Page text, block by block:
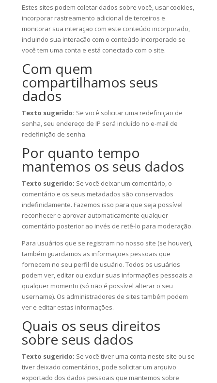
Estes sites podem coletar dados sobre você, usar cookies,
incorporar rastreamento adicional de terceiros e
monitorar sua interação com este conteúdo incorporado,
incluindo sua interação com o conteúdo incorporado se
você tem uma conta e está conectado com o site.
Com quem
compartilhamos seus
dados
Texto sugerido: Se você solicitar uma redefinição de
senha, seu endereço de IP será incluído no e-mail de
redefinição de senha.
Por quanto tempo
mantemos os seus dados
Texto sugerido: Se você deixar um comentário, o
comentário e os seus metadados são conservados
indefinidamente. Fazemos isso para que seja possível
reconhecer e aprovar automaticamente qualquer
comentário posterior ao invés de retê-lo para moderação.
Para usuários que se registram no nosso site (se houver),
também guardamos as informações pessoais que
fornecem no seu perfil de usuário. Todos os usuários
podem ver, editar ou excluir suas informações pessoais a
qualquer momento (só não é possível alterar o seu
username). Os administradores de sites também podem
ver e editar estas informações.
Quais os seus direitos
sobre seus dados
Texto sugerido: Se você tiver uma conta neste site ou se
tiver deixado comentários, pode solicitar um arquivo
exportado dos dados pessoais que mantemos sobre